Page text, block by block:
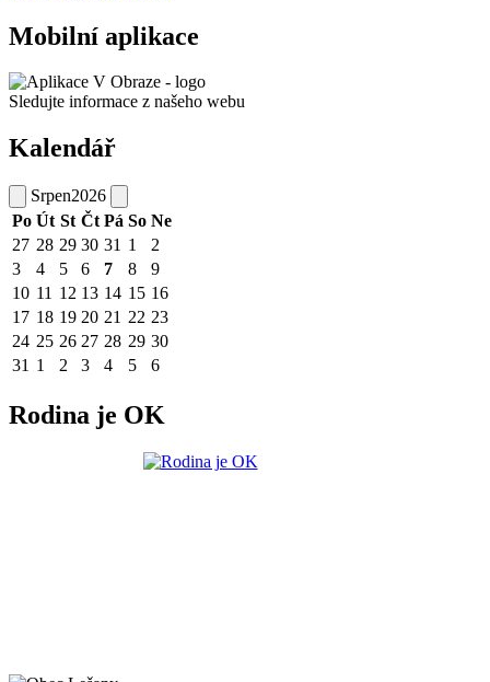
Mobilní aplikace
Sledujte informace z našeho webu
Kalendář
Srpen2026
Po Út St Čt Pá So Ne
27 28 29 30 31 1
2
3
4 5 6 7 8
9
10 11 12 13 14 15 16
17 18 19 20 21 22 23
24 25 26 27 28 29 30
31 1 2 3 4 5 6
Rodina je OK